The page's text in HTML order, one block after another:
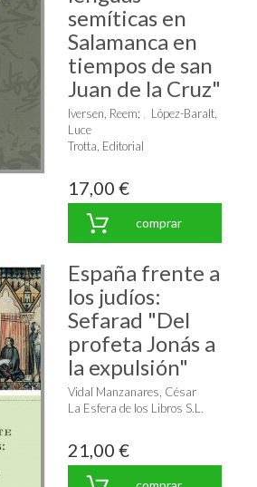
semíticas en
Salamanca en
tiempos de san
Juan de la Cruz"
Iversen, Reem;
López-Baralt,
Luce
Trotta, Editorial
17,00 €
comprar
España frente a
los judíos:
Sefarad "Del
profeta Jonás a
la expulsión"
Vidal Manzanares, César
La Esfera de los Libros S.L.
21,00 €